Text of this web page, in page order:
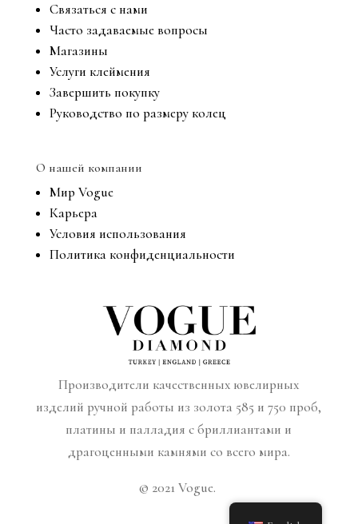
Связаться с нами
Часто задаваемые вопросы
Магазины
Услуги клеймения
Завершить покупку
Руководство по размеру колец
О нашей компании
Мир Vogue
Карьера
Условия использования
Политика конфиденциальности
Производители качественных ювелирных
изделий ручной работы из золота 585 и 750 проб,
платины и палладия с бриллиантами и
драгоценными камнями со всего мира.
© 2021 Vogue.